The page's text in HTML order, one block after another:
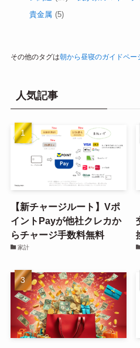
貴金属 (5)
その他のタグは朝から昼寝のガイドペー
人気記事
【新チャージルート】Vポ
イントPayが他社クレカか
らチャージ手数料無料
家計